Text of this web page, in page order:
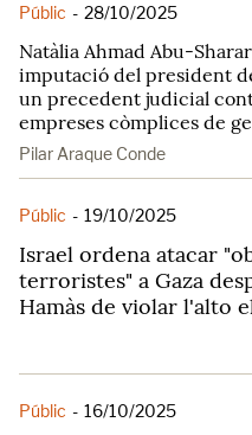
Públic - 28/10/2025
Natàlia Ahmad Abu-
imputació del president
un precedent judicial
empreses còmplices de
Pilar Araque Conde
Públic - 19/10/2025
Israel ordena atacar
terroristes" a Gaza
Hamàs de violar l'alto
Públic - 16/10/2025